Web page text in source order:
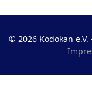
© 2026 Kodokan